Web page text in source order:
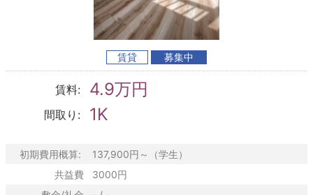
賃貸 募集中
賃料: 4.9万円
間取り: 1K
初期費用概算:
137,900円～（学生）
共益費
3000円